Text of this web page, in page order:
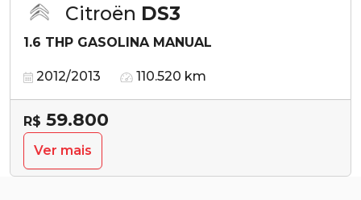
Citroën DS3
1.6 THP GASOLINA MANUAL
2012/2013 110.520 km
R$ 59.800
Ver mais